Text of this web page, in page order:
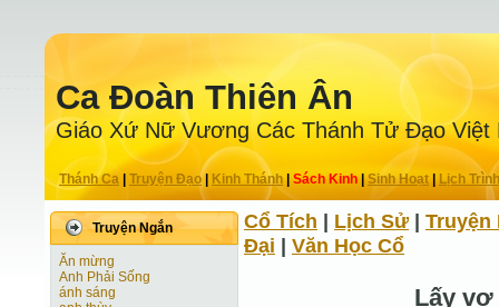
Ca Ðoàn Thiên Ân
Giáo Xứ Nữ Vương Các Thánh Tử Ðạo Việt
Thánh Ca Truyện Ðạo| Kinh Thánh Sách Kinh|Sinh Hoạt| Lịch Trình
Truyện Ngắn
Ăn mừng
Anh Phải Sống
ánh sáng
Cổ Tích Lịch Sử
Truyện
Ðại
Văn Học Cổ
Lấy vợ